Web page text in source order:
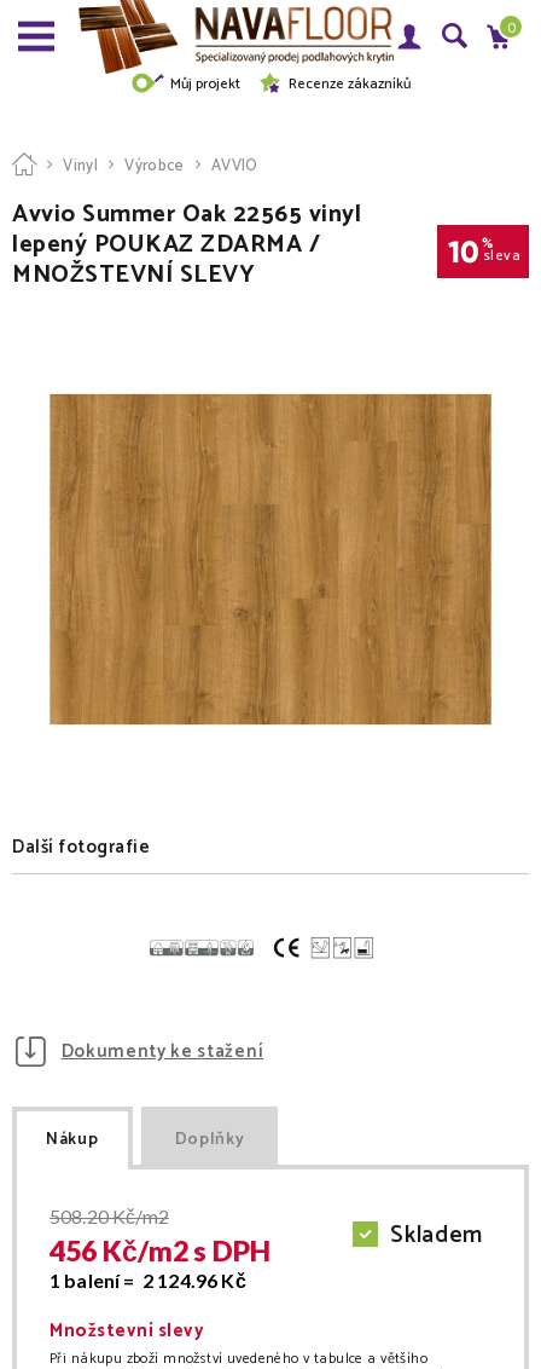
Můj projekt Recenze zákazníků
0
Vinyl Výrobce AVVIO
Avvio Summer Oak 22565 vinyl
lepený POUKAZ ZDARMA /
MNOŽSTEVNÍ SLEVY
10 %
sleva
Další fotografie
Dokumenty ke stažení
Nákup Doplňky
508.20Kč/m2
456 Kč/m2s DPH
1 balení = 2 124.96 Kč
Skladem
Množstevní slevy
Při nákupu zboží množství uvedeného v tabulce a většího